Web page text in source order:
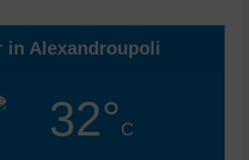
in Alexandroupoli
32°C